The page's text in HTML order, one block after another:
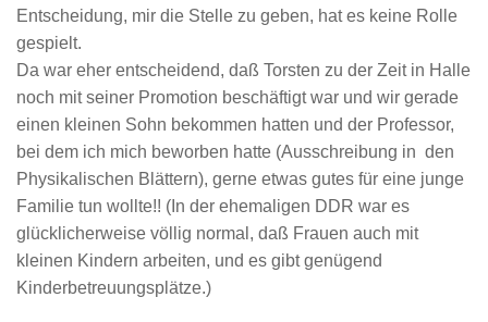
Entscheidung, mir die Stelle zu geben, hat es keine Rolle
gespielt.
Da war eher entscheidend, daß Torsten zu der Zeit in Halle
noch mit seiner Promotion beschäftigt war und wir gerade
einen kleinen Sohn bekommen hatten und der Professor,
bei dem ich mich beworben hatte (Ausschreibung in den
Physikalischen Blättern), gerne etwas gutes für eine junge
Familie tun wollte!! (In der ehemaligen DDR war es
glücklicherweise völlig normal, daß Frauen auch mit
kleinen Kindern arbeiten, und es gibt genügend
Kinderbetreuungsplätze.)